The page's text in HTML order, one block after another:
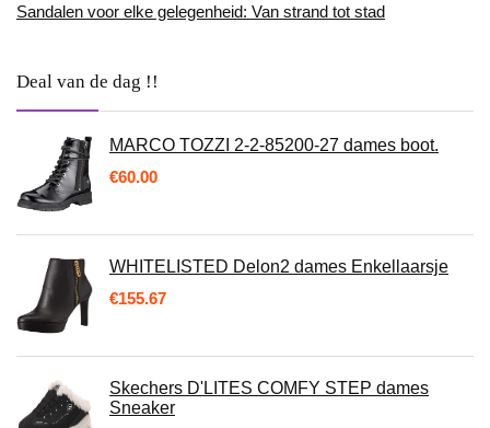
Sandalen voor elke gelegenheid: Van strand tot stad
Deal van de dag !!
MARCO TOZZI 2-2-85200-27 dames boot.
€60.00
WHITELISTED Delon2 dames Enkellaarsje
€155.67
Skechers D'LITES COMFY STEP dames
Sneaker